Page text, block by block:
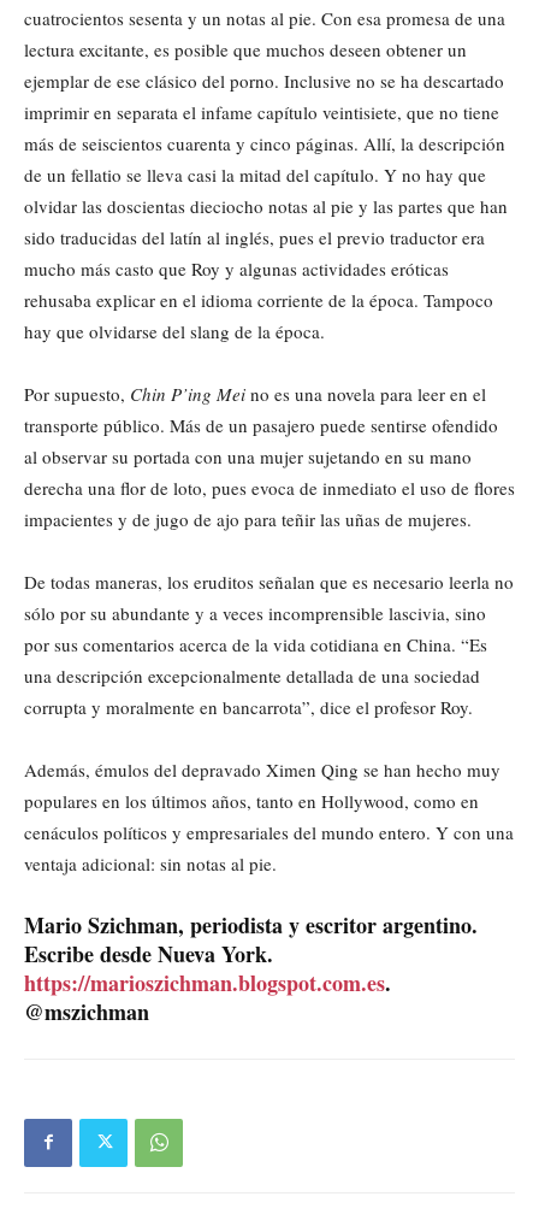
cuatrocientos sesenta y un notas al pie. Con esa promesa de una
lectura excitante, es posible que muchos deseen obtener un
ejemplar de ese clásico del porno. Inclusive no se ha descartado
imprimir en separata el infame capítulo veintisiete, que no tiene
más de seiscientos cuarenta y cinco páginas. Allí, la descripción
de un fellatio se lleva casi la mitad del capítulo. Y no hay que
olvidar las doscientas dieciocho notas al pie y las partes que han
sido traducidas del latín al inglés, pues el previo traductor era
mucho más casto que Roy y algunas actividades eróticas
rehusaba explicar en el idioma corriente de la época. Tampoco
hay que olvidarse del slang de la época.
Por supuesto, Chin P’ing Mei no es una novela para leer en el
transporte público. Más de un pasajero puede sentirse ofendido
al observar su portada con una mujer sujetando en su mano
derecha una flor de loto, pues evoca de inmediato el uso de flores
impacientes y de jugo de ajo para teñir las uñas de mujeres.
De todas maneras, los eruditos señalan que es necesario leerla no
sólo por su abundante y a veces incomprensible lascivia, sino
por sus comentarios acerca de la vida cotidiana en China. “Es
una descripción excepcionalmente detallada de una sociedad
corrupta y moralmente en bancarrota”, dice el profesor Roy.
Además, émulos del depravado Ximen Qing se han hecho muy
populares en los últimos años, tanto en Hollywood, como en
cenáculos políticos y empresariales del mundo entero. Y con una
ventaja adicional: sin notas al pie.
Mario Szichman, periodista y escritor argentino.
Escribe desde Nueva York.
https://marioszichman.blogspot.com.es.
@mszichman